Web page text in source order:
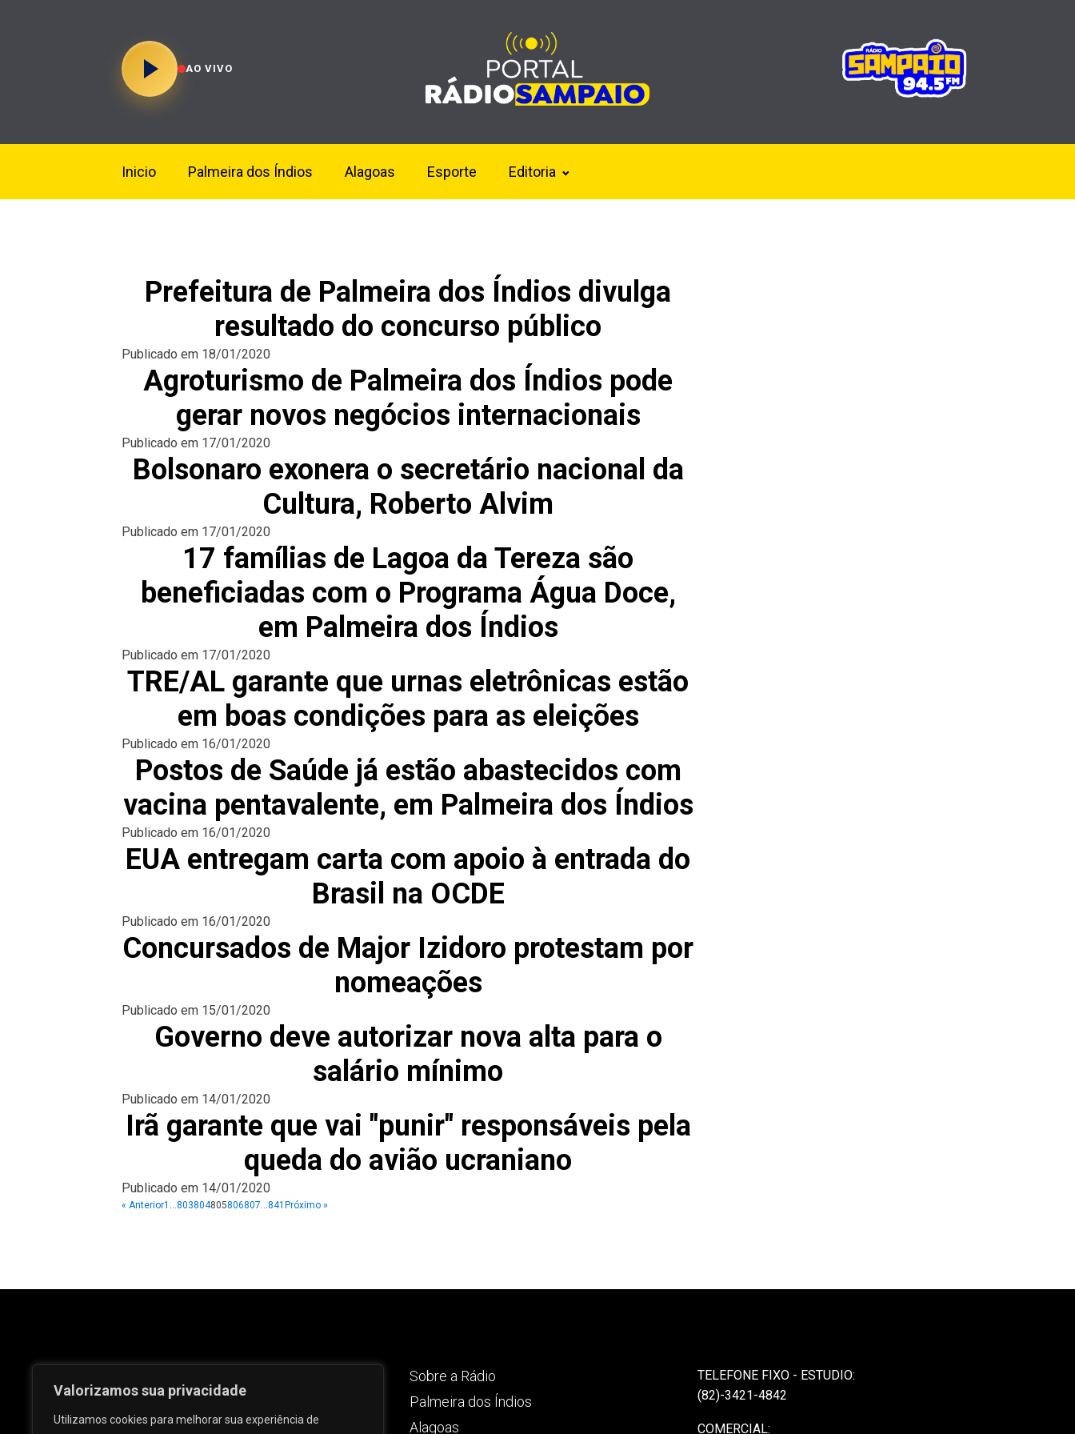
Valorizamos sua privacidade
Utilizamos cookies para melhorar sua experiência de
AO VIVO
Inicio Palmeira dos Índios Alagoas Esporte Editoria
Prefeitura de Palmeira dos Índios divulga
resultado do concurso público
Publicado em 18/01/2020
Agroturismo de Palmeira dos Índios pode
gerar novos negócios internacionais
Publicado em 17/01/2020
Bolsonaro exonera o secretário nacional da
Cultura, Roberto Alvim
Publicado em 17/01/2020
17 famílias de Lagoa da Tereza são
beneficiadas com o Programa Água Doce,
em Palmeira dos Índios
Publicado em 17/01/2020
TRE/AL garante que urnas eletrônicas estão
em boas condições para as eleições
Publicado em 16/01/2020
Postos de Saúde já estão abastecidos com
vacina pentavalente, em Palmeira dos Índios
Publicado em 16/01/2020
EUA entregam carta com apoio à entrada do
Brasil na OCDE
Publicado em 16/01/2020
Concursados de Major Izidoro protestam por
nomeações
Publicado em 15/01/2020
Governo deve autorizar nova alta para o
salário mínimo
Publicado em 14/01/2020
Irã garante que vai "punir" responsáveis pela
queda do avião ucraniano
Publicado em 14/01/2020
« Anterior1 …803804805806807…841 Próximo »
Sobre a Rádio
Palmeira dos Índios
Alagoas
TELEFONE FIXO - ESTUDIO:
(82)-3421-4842
COMERCIAL: